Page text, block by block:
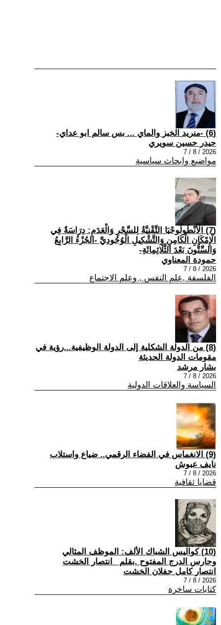
(6) -منريد الخبز والماي ... بس سالم ابو عداي-
حيدر حسين سويري
2026 / 8 / 7
مواضيع وابحاث سياسية
(7) الْأَنْطُولُوجْيَا التِّقْنِيَّةُ لِلسِّحْرِ وَالْعَدَمِ: دِرَاسَةٌ فِي
الْإِمْكَانِ الْكَامِنِ وَالتَّشْكِيلِ الْوُجُودِيِّ -الجُزْءُ الرَّابِعُ
وَالسِّتُّونَ بَعْدَ الثَّلَاثِمِائَةِ-
حمودة المعناوي
2026 / 8 / 7
الفلسفة ,علم النفس , وعلم الاجتماع
(8) من الدولة الشكلية إلى الدولة الوظيفية...رؤية في
مقومات الدولة الحديثة
بشار مرشد
2026 / 8 / 7
السياسة والعلاقات الدولية
(9) الانغماس في الفضاء الرقمي.. ضياع واستلاب
نايف عبوش
2026 / 8 / 7
قضايا ثقافية
(10) كواليس الشباك الألف: الموظف المثالي
وحارس الدرج المفتوح .بقلم _انتصار الخشت
انتصار كامل جفلان الخشت
2026 / 8 / 7
كتابات ساخرة